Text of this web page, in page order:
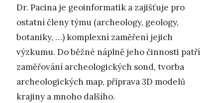
Dr. Pacina je geoinformatik a zajišťuje pro
ostatní členy týmu (archeology, geology,
botaniky, …) komplexní zaměření jejich
výzkumu. Do běžné náplně jeho činnosti patří
zaměřování archeologických sond, tvorba
archeologických map, příprava 3D modelů
krajiny a mnoho dalšího.